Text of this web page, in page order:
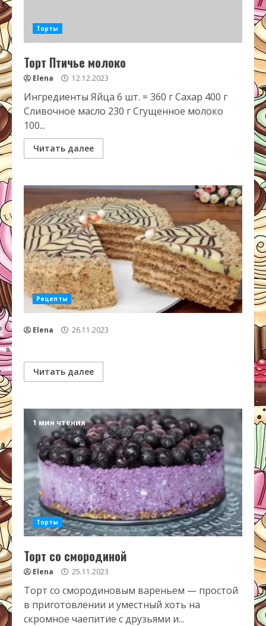
Торты
Торт Птичье молоко
Elena 12.12.2023
Ингредиенты Яйца 6 шт. = 360 г Сахар 400 г
Сливочное масло 230 г Сгущенное молоко
100...
Читать далее
Рецепты
Elena 26.11.2023
Читать далее
1 мин чтения
Торты
Торт со смородиной
Elena 25.11.2023
Торт со смородиновым вареньем — простой
в приготовлении и уместный хоть на
скромное чаепитие с друзьями и...